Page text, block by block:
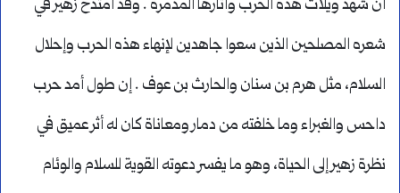
أن شهد ويلات هذه الحرب وآثارها المدمرة . وقد امتدح زهير في
شعره المصلحين الذين سعوا جاهدين لإنهاء هذه الحرب وإحلال
السلام، مثل هرم بن سنان والحارث بن عوف . إن طول أمد حرب
داحس والغبراء وما خلفته من دمار ومعاناة كان له أثر عميق في
نظرة زهير إلى الحياة، وهو ما يفسر دعوته القوية للسلام والوئام